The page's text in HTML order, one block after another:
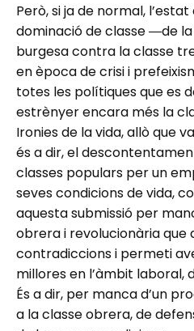
Però, si ja de normal,
dominació de classe ―de
burgesa contra la classe
en època de crisi i
totes les polítiques que es
estrènyer encara més la
Ironies de la vida, allò que
és a dir, el
classes populars per un
seves condicions de vida,
aquesta submissió per
obrera i revolucionària que
contradiccions i permeti
millores en l’àmbit laboral,
És a dir, per manca d’un
a la classe obrera, de